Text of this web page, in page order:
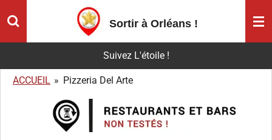
Passer
Sortir à Orléans !
Suivez L'étoile !
ACCUEIL » Pizzeria Del Arte